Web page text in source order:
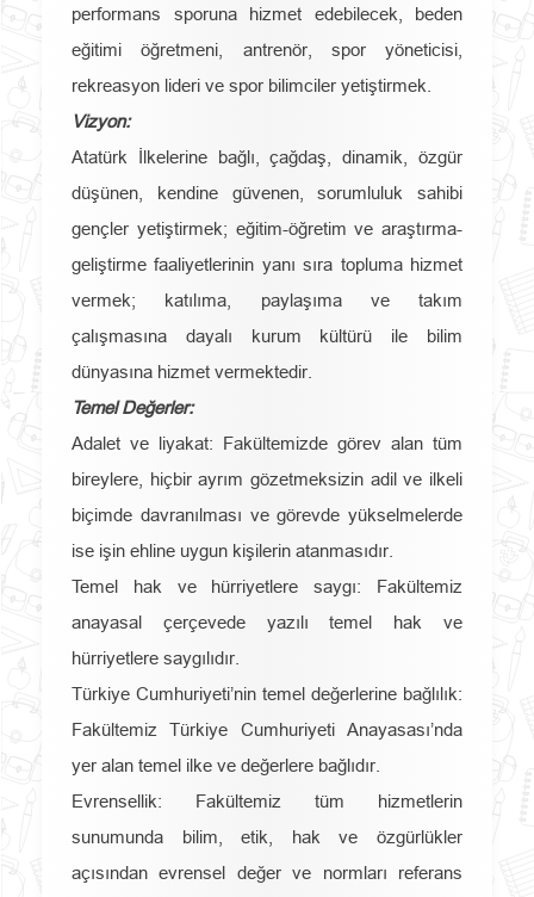
performans sporuna hizmet edebilecek, beden
eğitimi öğretmeni, antrenör, spor yöneticisi,
rekreasyon lideri ve spor bilimciler yetiştirmek.
Vizyon:
Atatürk İlkelerine bağlı, çağdaş, dinamik, özgür
düşünen, kendine güvenen, sorumluluk sahibi
gençler yetiştirmek; eğitim-öğretim ve araştırma-
geliştirme faaliyetlerinin yanı sıra topluma hizmet
vermek; katılıma, paylaşıma ve takım
çalışmasına dayalı kurum kültürü ile bilim
dünyasına hizmet vermektedir.
Temel Değerler:
Adalet ve liyakat: Fakültemizde görev alan tüm
bireylere, hiçbir ayrım gözetmeksizin adil ve ilkeli
biçimde davranılması ve görevde yükselmelerde
ise işin ehline uygun kişilerin atanmasıdır.
Temel hak ve hürriyetlere saygı: Fakültemiz
anayasal çerçevede yazılı temel hak ve
hürriyetlere saygılıdır.
Türkiye Cumhuriyeti’nin temel değerlerine bağlılık:
Fakültemiz Türkiye Cumhuriyeti Anayasası’nda
yer alan temel ilke ve değerlere bağlıdır.
Evrensellik: Fakültemiz tüm hizmetlerin
sunumunda bilim, etik, hak ve özgürlükler
açısından evrensel değer ve normları referans